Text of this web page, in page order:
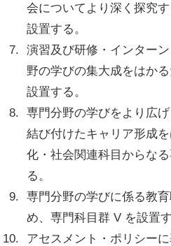
会についてより深く探究
設置する。
演習及び研修・インター
野の学びの集大成をはか
設置する。
専門分野の学びをより広
結び付けたキャリア形成
化・社会関連科目からな
る。
専門分野の学びに係る教
め、専門科目群 V を設置す
アセスメント・ポリシー